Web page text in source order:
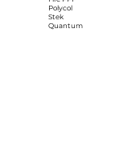
Polycol
Stek
Quantum